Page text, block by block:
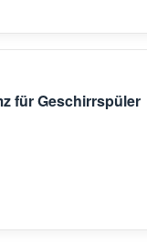
für Geschirrspüler